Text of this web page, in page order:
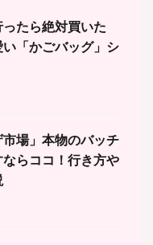
たら絶対買いた
「かごバッグ」シ
場」本物のバッチ
らココ！行き方や